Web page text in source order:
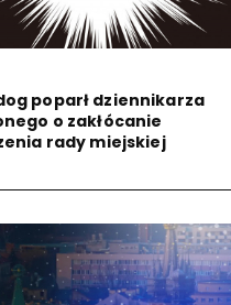
poparł dziennikarza
o zakłócanie
rady miejskiej